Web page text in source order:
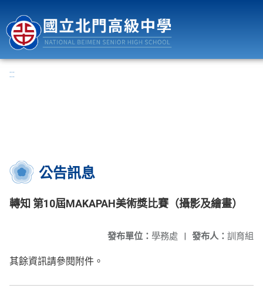
:::
公告訊息
轉知 第10屆MAKAPAH美術獎比賽（攝影及繪畫）
發布人： 訓育組
發布單位： 學務處 |
其餘資訊請參閱附件。